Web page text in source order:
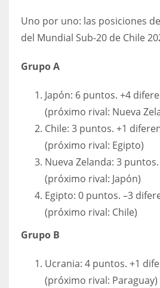
DAL
26
Uno por uno: las posiciones
del Mundial Sub-20 de Chile
Grupo A
Japón: 6 puntos. +4
(próximo rival: Nueva
Chile: 3 puntos. +1
(próximo rival: Egipto)
Nueva Zelanda: 3
(próximo rival: Japón)
Egipto: 0 puntos. –3
(próximo rival: Chile)
Grupo B
Ucrania: 4 puntos. +1
(próximo rival: Paraguay)